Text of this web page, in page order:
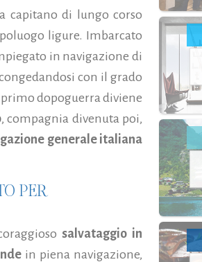
capitano di lungo corso
ligure. Imbarcato
in navigazione di
con il grado
dopoguerra diviene
, compagnia divenuta poi,
generale italiana
PER
salvataggio in
in piena navigazione,